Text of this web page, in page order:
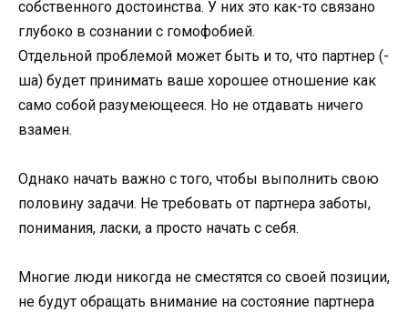
собственного достоинства. У них это как-то связано
глубоко в сознании с гомофобией.
Отдельной проблемой может быть и то, что партнер (-
ша) будет принимать ваше хорошее отношение как
само собой разумеющееся. Но не отдавать ничего
взамен.
Однако начать важно с того, чтобы выполнить свою
половину задачи. Не требовать от партнера заботы,
понимания, ласки, а просто начать с себя.
Многие люди никогда не сместятся со своей позиции,
не будут обращать внимание на состояние партнера